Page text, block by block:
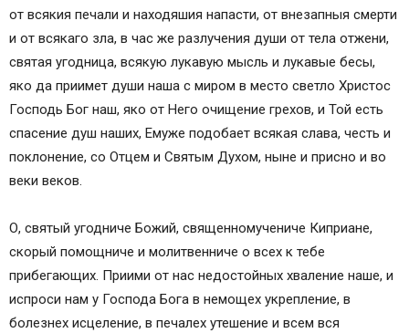
от всякия печали и находяшия напасти, от внезапныя смерти
и от всякаго зла, в час же разлучения души от тела отжени,
святая угодница, всякую лукавую мысль и лукавые бесы,
яко да приимет души наша с миром в место светло Христос
Господь Бог наш, яко от Него очищение грехов, и Той есть
спасение душ наших, Емуже подобает всякая слава, честь и
поклонение, со Отцем и Святым Духом, ныне и присно и во
веки веков.
О, святый угодниче Божий, священномучениче Киприане,
скорый помощниче и молитвенниче о всех к тебе
прибегающих. Приими от нас недостойных хваление наше, и
испроси нам у Господа Бога в немощех укрепление, в
болезнех исцеление, в печалех утешение и всем вся